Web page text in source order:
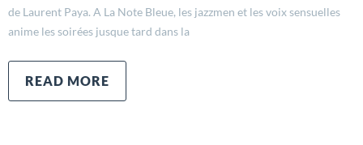
de Laurent Paya. A La Note Bleue, les jazzmen et les voix sensuelles
anime les soirées jusque tard dans la
READ MORE